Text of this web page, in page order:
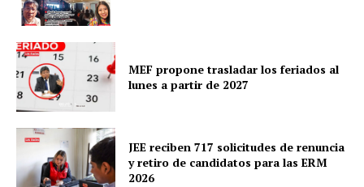
MEF propone trasladar los feriados al
lunes a partir de 2027
JEE reciben 717 solicitudes de renuncia
y retiro de candidatos para las ERM
2026